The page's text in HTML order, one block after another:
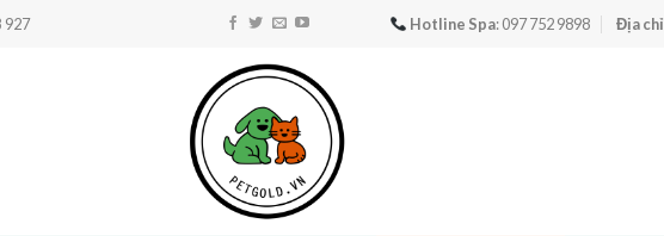
927 Hotline Spa: 097 752 9898 Địa chỉ